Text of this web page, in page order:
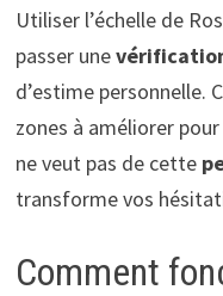
Utiliser l’échelle de
passer une
d’estime personnelle.
zones à améliorer
ne veut pas de cette
transforme vos
Comment